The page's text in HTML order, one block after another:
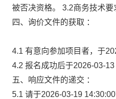
被否决资格。 3.2商务技术
四、询价文件的获取 ：
4.1 有意向参加项目者，于
4.2 报名成功后于2026-03-
五、响应文件的递交 ：
5.1 请于2026-03-19